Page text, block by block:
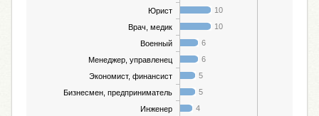
Юрист 10
Врач, медик 10
Военный 6
Менеджер, управленец 6
Экономист, финансист 5
Бизнесмен, предприниматель 5
Инженер 4